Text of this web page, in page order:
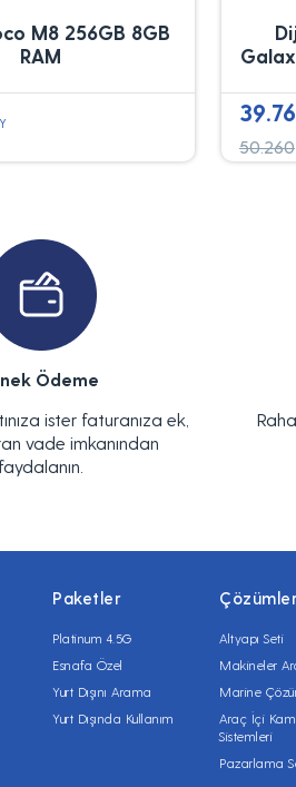
M8 256GB 8GB
RAM
50.260
Ödeme
ister faturanıza ek,
vade imkanından
faydalanın.
Paketler
Platinum 4.5G
Esnafa Özel
Yurt Dışını Arama
Yurt Dışında Kullanım
Çözümler
Altyapı Seti
Makineler
Marine
Araç İçi
Sistemleri
Pazarlama